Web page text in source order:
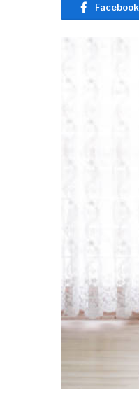
Facebook